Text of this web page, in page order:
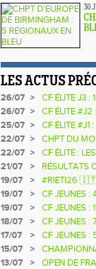
30
LES ACTUS
26/07 >
CF ÉLITE J3 :
26/07 >
CF ÉLITE #J2
25/07 >
CF ÉLITE #J1
NATIONALE
22/07 >
CHPT DU
22/07 >
CF ÉLITE :
21/07
>
RÉSULTATS
2025 2026
19/07 >
#RIETI26 🇮🇹
D'EUROPE
19/07 >
CF JEUNES :
19/07
>
CF JEUNES :
18/07
>
CF JEUNES :
17/07
>
CF JEUNES :
15/07
>
13/07
>
OPEN DE